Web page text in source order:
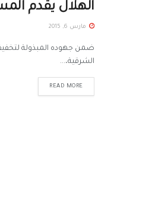
الهلال يقدم
مارس 6, 2015
الشرقية،...
READ MORE